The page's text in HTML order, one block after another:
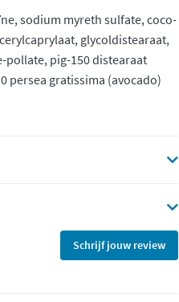
sodium myreth sulfate, coco-
glycoldistearaat,
pig-150 distearaat
persea gratissima (avocado)
Schrijf jouw review